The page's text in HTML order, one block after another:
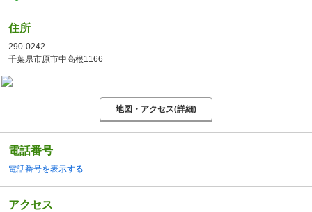
住所
290-0242
千葉県市原市中高根1166
地図・アクセス(詳細)
電話番号
電話番号を表示する
アクセス